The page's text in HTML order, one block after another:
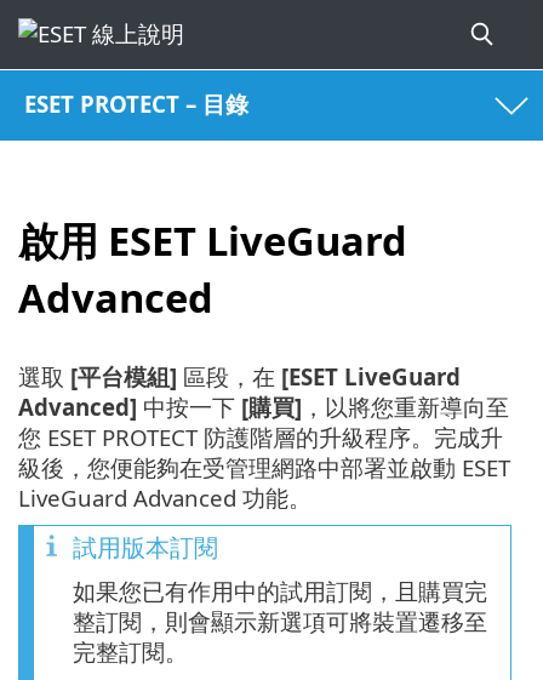
ESET PROTECT – 目錄
啟用 ESET LiveGuard
Advanced
選取 [平台模組] 區段，在 [ESET LiveGuard
Advanced] 中按一下 [購買] ，以將您重新導向至
您 ESET PROTECT 防護階層的升級程序。完成升
級後，您便能夠在受管理網路中部署並啟動 ESET
LiveGuard Advanced 功能。
試用版本訂閱
如果您已有作用中的試用訂閱，且購買完
整訂閱，則會顯示新選項可將裝置遷移至
完整訂閱。